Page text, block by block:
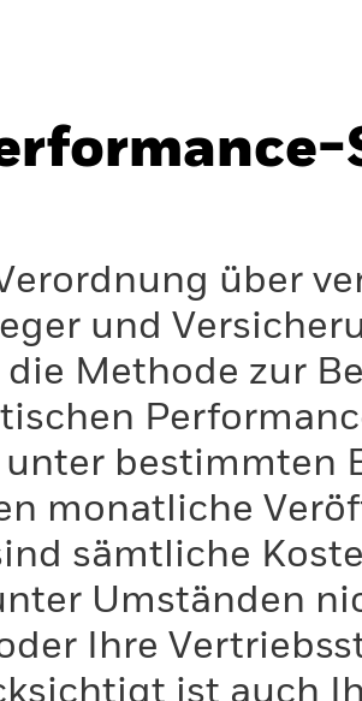
über
und
Methode zur
unter bestimmten
monatliche
sämtliche
Umständen
Ihre
ist auch